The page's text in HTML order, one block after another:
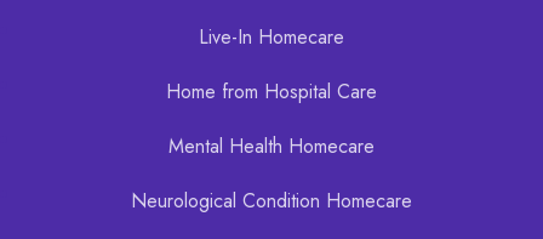
Live-In Homecare
Home from Hospital Care
Mental Health Homecare
Neurological Condition Homecare